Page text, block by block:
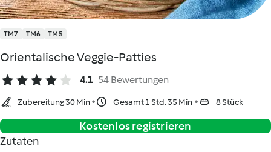
TM7 TM6 TM5
Orientalische Veggie-Patties
4.1 54 Bewertungen
Zubereitung 30 Min Gesamt 1 Std. 35 Min 8 Stück
Kostenlos registrieren
Zutaten